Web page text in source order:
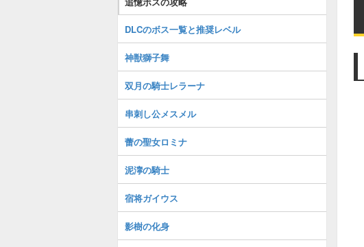
DLCのボス一覧と推奨レベル
神獣獅子舞
双月の騎士レラーナ
串刺し公メスメル
蕾の聖女ロミナ
泥濘の騎士
宿将ガイウス
影樹の化身